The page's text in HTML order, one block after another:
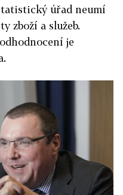
úřad neumí
zboží a služeb.
je